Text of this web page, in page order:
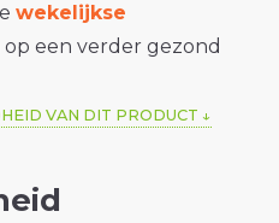
wekelijkse
op een verder gezond
VAN DIT PRODUCT